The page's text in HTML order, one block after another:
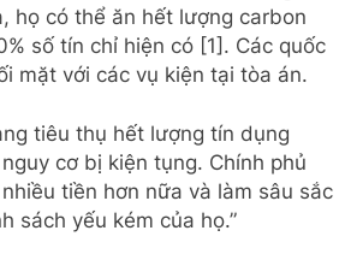
họ có thể ăn hết lượng carbon
số tín chỉ hiện có [1]. Các quốc
mặt với các vụ kiện tại tòa án.
tiêu thụ hết lượng tín dụng
cơ bị kiện tụng. Chính phủ
tiền hơn nữa và làm sâu sắc
sách yếu kém của họ.”